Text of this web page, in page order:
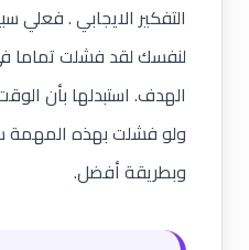
التفكير الايجابي . فعلي
لنفسك لقد فشلت
الهدف. استبدلها بأن
ولو فشلت بهذه المهمة
وبطريقة أفضل.